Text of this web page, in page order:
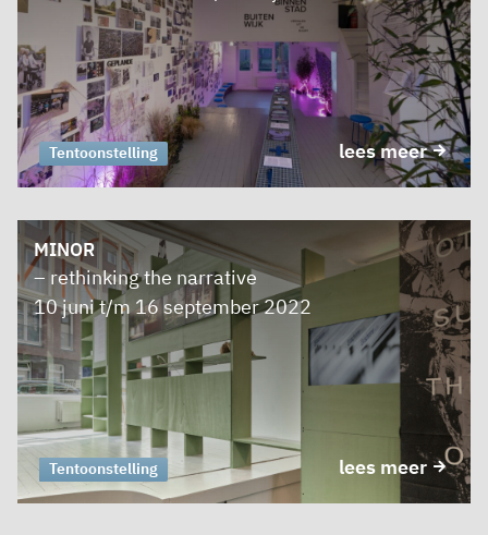
lees meer
Tentoonstelling
MINOR
– rethinking the narrative
10 juni t/m 16 september 2022
lees meer
Manifestatie
Tentoonstelling